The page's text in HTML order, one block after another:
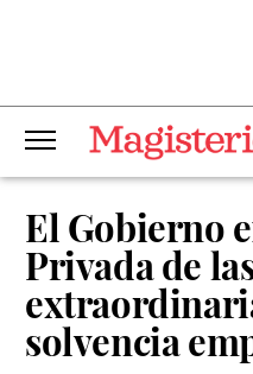
El Gobierno
Privada de
solvencia